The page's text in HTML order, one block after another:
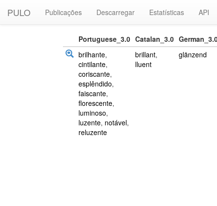
PULO Publicações Descarregar Estatísticas API
Portuguese_3.0 Catalan_3.0
brilhante,
cintilante,
coriscante,
esplêndido,
faiscante,
florescente,
luminoso,
luzente, notável,
reluzente
brillant,
lluent
glänzend